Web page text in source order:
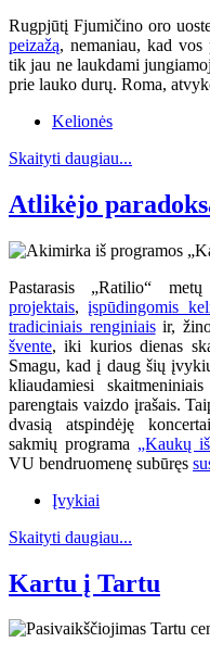
Rugpjūtį Fjumičino oro
peizažą, nemaniau, kad vos
tik jau ne laukdami
prie lauko durų. Roma,
Kelionės
Skaityti daugiau...
Atlikėjo
Pastarasis „Ratilio“
projektais,įspūdingomis
tradiciniais renginiaisir,
švente, iki kurios dienas
Smagu, kad į daug šių
kliaudamiesi
parengtais vaizdo įrašais.
dvasią atspindėję
sakmių programa „Kaukų
VU bendruomenę subūręs
Įvykiai
Skaityti daugiau...
Kartu į Tartu